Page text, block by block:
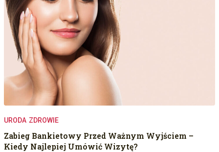
URODA ZDROWIE
Zabieg Bankietowy Przed Ważnym Wyjściem –
Kiedy Najlepiej Umówić Wizytę?